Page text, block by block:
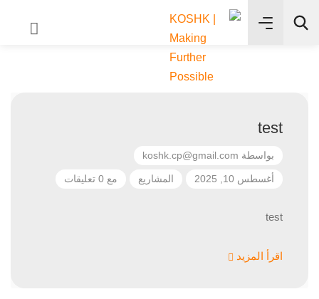
test
بواسطة koshk.cp@gmail.com
أغسطس 10, 2025 المشاريع مع 0 تعليقات
test
اقرأ المزيد